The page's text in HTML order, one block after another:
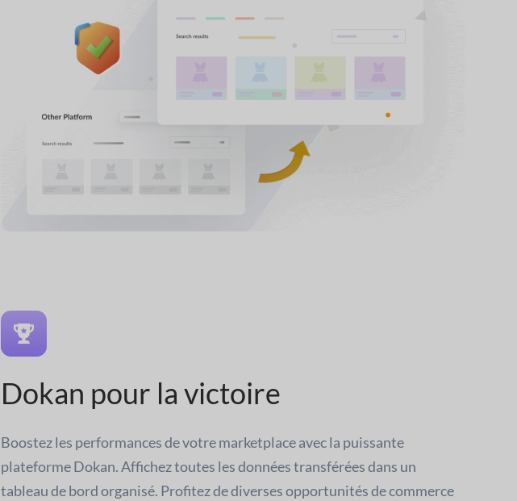
Dokan pour la victoire
Boostez les performances de votre marketplace avec la puissante
plateforme Dokan. Affichez toutes les données transférées dans un
tableau de bord organisé. Profitez de diverses opportunités de commerce